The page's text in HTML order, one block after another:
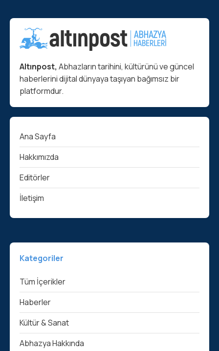
Altınpost, Abhazların tarihini, kültürünü ve güncel
haberlerini dijital dünyaya taşıyan bağımsız bir
platformdur.
Ana Sayfa
Hakkımızda
Editörler
İletişim
Kategoriler
Tüm İçerikler
Haberler
Kültür & Sanat
Abhazya Hakkında